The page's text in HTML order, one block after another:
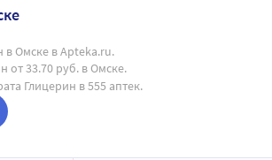
в Омске в Apteka.ru.
от 33.70 руб. в Омске.
Глицерин в 555 аптек.